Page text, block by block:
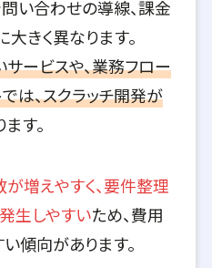
い合わせの導線、課金
きく異なります。
ービスや、業務フロー
は、スクラッチ開発が
す。
増えやすく、要件整理
生しやすいため、費用
傾向があります。